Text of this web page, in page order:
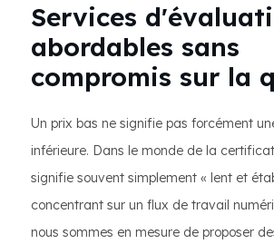
Services
abordables sans
compromis sur la
Un prix bas ne signifie pas forcément
inférieure. Dans le monde de la
signifie souvent simplement « lent et
concentrant sur un flux de travail
nous sommes en mesure de proposer